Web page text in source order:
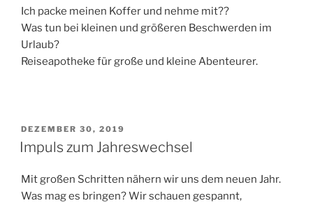
Ich packe meinen Koffer und nehme mit??
Was tun bei kleinen und größeren Beschwerden im
Urlaub?
Reiseapotheke für große und kleine Abenteurer.
VERÖFFENTLICHT
AM
DEZEMBER 30, 2019
Impuls zum Jahreswechsel
Mit großen Schritten nähern wir uns dem neuen Jahr.
Was mag es bringen? Wir schauen gespannt,